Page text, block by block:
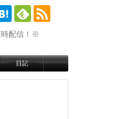
時配信！※
日記